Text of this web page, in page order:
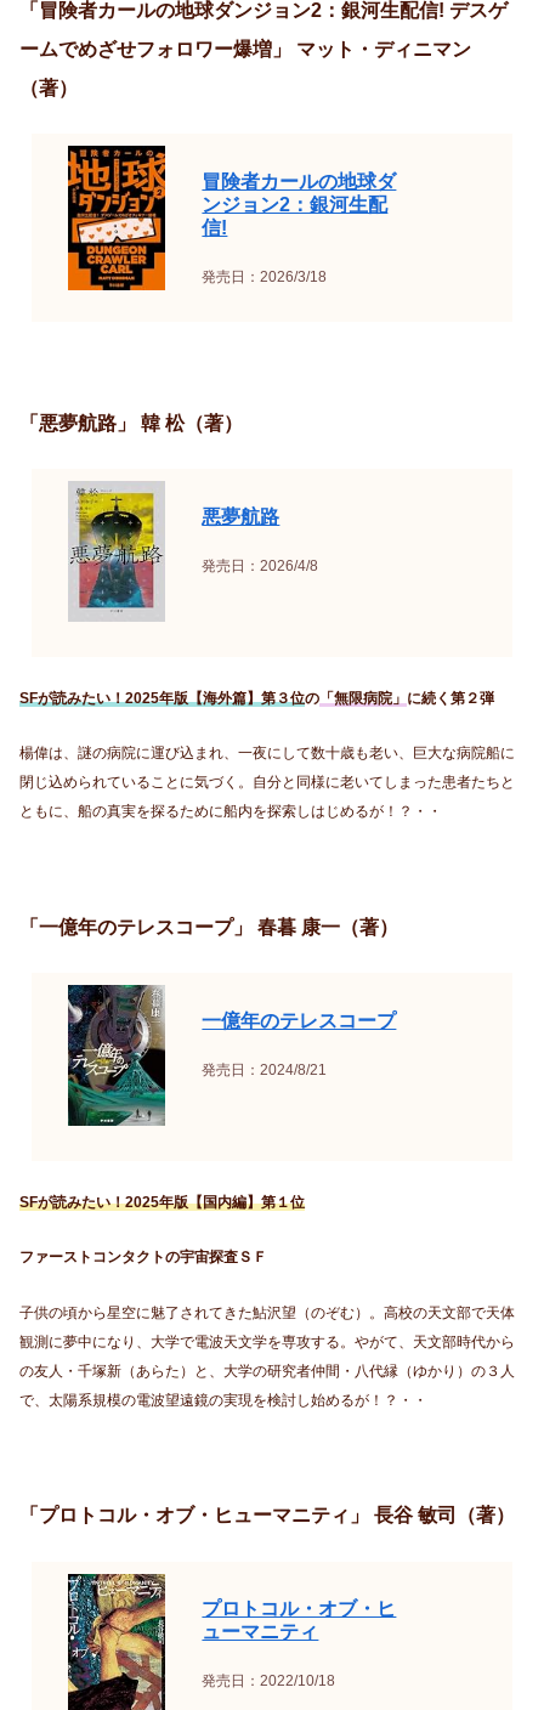
「冒険者カールの地球ダンジョン2：銀河生配信! デスゲ
ームでめざせフォロワー爆増」 マット・ディニマン
（著）
冒険者カールの地球ダ
ンジョン2：銀河生配
信!
発売日：2026/3/18
「悪夢航路」 韓 松（著）
悪夢航路
発売日：2026/4/8
SFが読みたい！2025年版【海外篇】第３位の 「無限病院」 に続く第２弾
楊偉は、謎の病院に運び込まれ、一夜にして数十歳も老い、巨大な病院船に
閉じ込められていることに気づく。自分と同様に老いてしまった患者たちと
ともに、船の真実を探るために船内を探索しはじめるが！？・・
「一億年のテレスコープ」 春暮 康一（著）
一億年のテレスコープ
発売日：2024/8/21
SFが読みたい！2025年版【国内編】第１位
ファーストコンタクトの宇宙探査ＳＦ
子供の頃から星空に魅了されてきた鮎沢望（のぞむ）。高校の天文部で天体
観測に夢中になり、大学で電波天文学を専攻する。やがて、天文部時代から
の友人・千塚新（あらた）と、大学の研究者仲間・八代縁（ゆかり）の３人
で、太陽系規模の電波望遠鏡の実現を検討し始めるが！？・・
「プロトコル・オブ・ヒューマニティ」 長谷 敏司（著）
プロトコル・オブ・ヒ
ューマニティ
発売日：2022/10/18